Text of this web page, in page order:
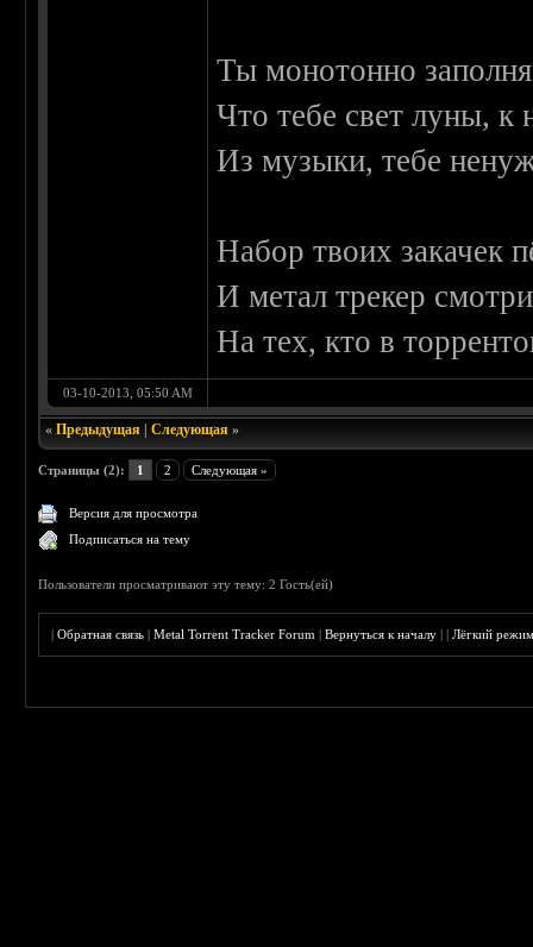
Ты монотонно
Что тебе свет луны, к
Из музыки, тебе
Набор твоих закачек
И метал трекер
На тех, кто в
03-10-2013, 05:50 AM
«Предыдущая |Следующая »
Страницы (2): 1 2 Следующая »
Версия для просмотра
Подписаться на тему
Пользователи просматривают эту тему: 2 Гость(ей)
|Обратная связь |Metal Torrent Tracker Forum |Вернуться к началу ||Лёгкий